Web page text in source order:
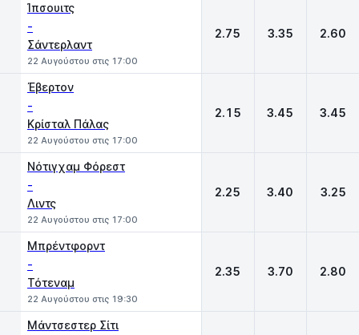
Ίπσουιτς
-
Σάντερλαντ
22 Αυγούστου στις 17:00
2.75 3.35 2.60
Έβερτον
-
Κρίσταλ Πάλας
22 Αυγούστου στις 17:00
2.15 3.45 3.45
Νότιγχαμ Φόρεστ
-
Λιντς
22 Αυγούστου στις 17:00
2.25 3.40 3.25
Μπρέντφορντ
-
Τότεναμ
22 Αυγούστου στις 19:30
2.35 3.70 2.80
Μάντσεστερ Σίτι